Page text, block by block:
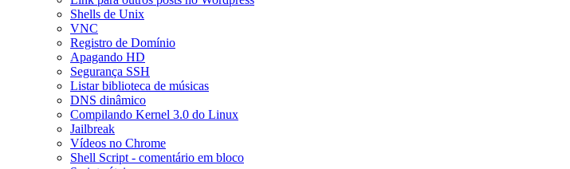
Shells de Unix
VNC
Registro de Domínio
Apagando HD
Segurança SSH
Listar biblioteca de músicas
DNS dinâmico
Compilando Kernel 3.0 do Linux
Jailbreak
Vídeos no Chrome
Shell Script - comentário em bloco